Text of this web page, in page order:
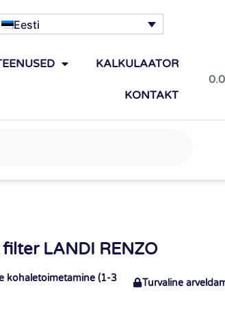
Eesti
KALKULAATOR
KONTAKT
LANDI RENZO
kohaletoimetamine (1-3
Turvaline